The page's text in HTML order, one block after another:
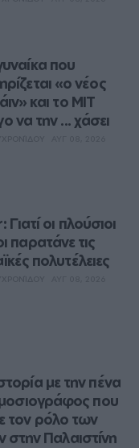
που
«ο νέος
και το MIT
να την ... χάσει
οι πλούσιοι
παρατάνε τις
πολυτέλειες
με την πένα
που
τον ρόλο των
στην Παλαιστίνη